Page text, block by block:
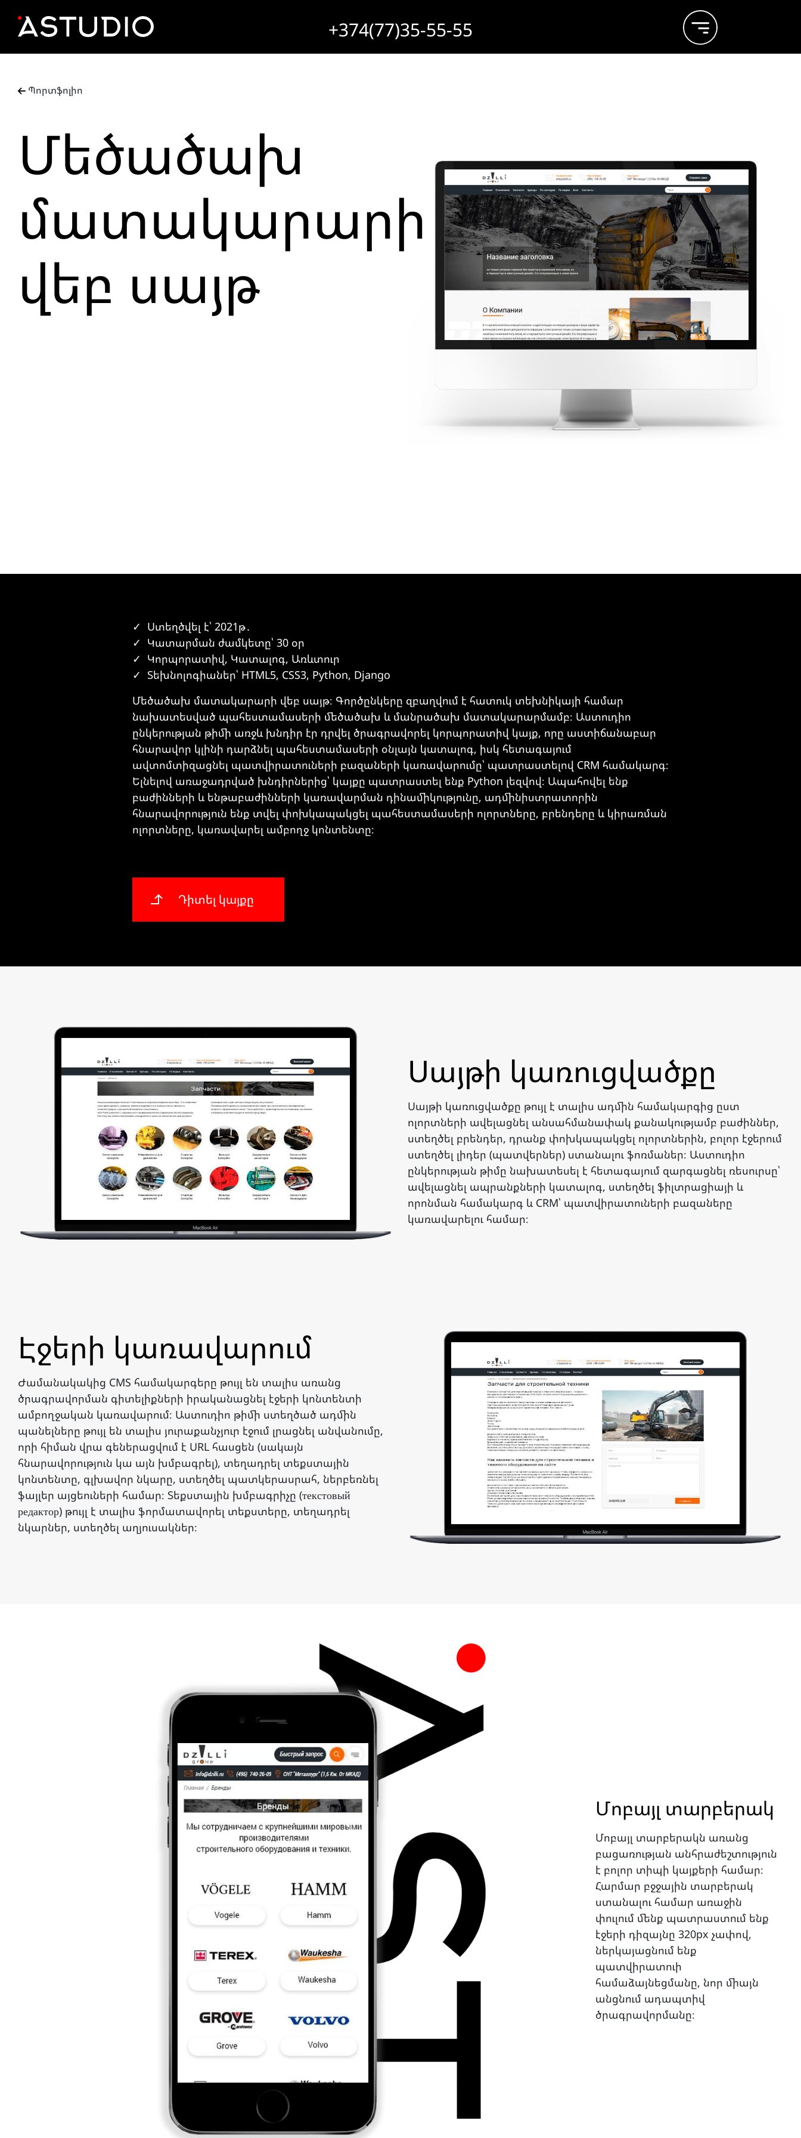
+374(77)35-55-55
Պորտֆոլիո
Մեծածախ
մատակարարի
վեբ սայթ
Ստեղծվել է՝ 2021թ․
Կատարման ժամկետը՝ 30 օր
Կորպորատիվ, Կատալոգ, Առևտուր
Տեխնոլոգիաներ՝ HTML5, CSS3, Python, Django
Մեծածախ մատակարարի վեբ սայթ։ Գործընկերը զբաղվում է հատուկ տեխնիկայի համար
նախատեսված պահեստամասերի մեծածախ և մանրածախ մատակարարմամբ։ Աստուդիո
ընկերության թիմի առջև խնդիր էր դրվել ծրագրավորել կորպորատիվ կայք, որը աստիճանաբար
հնարավոր կլինի դարձնել պահեստամասերի օնլայն կատալոգ, իսկ հետագայում
ավտոմտիզացնել պատվիրատուների բազաների կառավարումը՝ պատրաստելով CRM համակարգ։
Ելնելով առաջադրված խնդիրներից՝ կայքը պատրաստել ենք Python լեզվով։ Ապահովել ենք
բաժինների և ենթաբաժինների կառավարման դինամիկությունը, ադմինիստրատորին
հնարավորություն ենք տվել փոխկապակցել պահեստամասերի ոլորտները, բրենդերը և կիրառման
ոլորտները, կառավարել ամբողջ կոնտենտը։
Դիտել կայքը
Սայթի կառուցվածքը
Սայթի կառուցվածքը թույլ է տալիս ադմին համակարգից ըստ
ոլորտների ավելացնել անսահմանափակ քանակությամբ բաժիններ,
ստեղծել բրենդեր, դրանք փոխկապակցել ոլորտներին, բոլոր էջերում
ստեղծել լիդեր (պատվերներ) ստանալու ֆոռմաներ։ Աստուդիո
ընկերության թիմը նախատեսել է հետագայում զարգացնել ռեսուրսը՝
ավելացնել ապրանքների կատալոգ, ստեղծել ֆիլտրացիայի և
որոնման համակարգ և CRM՝ պատվիրատուների բազաները
կառավարելու համար։
Էջերի կառավարում
Ժամանակակից CMS համակարգերը թույլ են տալիս առանց
ծրագրավորման գիտելիքների իրականացնել էջերի կոնտենտի
ամբողջական կառավարում։ Աստուդիո թիմի ստեղծած ադմին
պանելները թույլ են տալիս յուրաքանչյուր էջում լրացնել անվանումը,
որի հիման վրա գեներացվում է URL հասցեն (սակայն
հնարավորություն կա այն խմբագրել), տեղադրել տեքստային
կոնտենտը, գլխավոր նկարը, ստեղծել պատկերասրահ, ներբեռնել
ֆայլեր այցեուների համար։ Տեքստային խմբագրիչը (текстовый
редактор) թույլ է տալիս ֆորմատավորել տեքստերը, տեղադրել
նկարներ, ստեղծել աղյուսակներ։
Մոբայլ տարբերակ
Մոբայլ տարբերակն առանց
բացառության անհրաժեշտություն
է բոլոր տիպի կայքերի համար։
Հարմար բջջային տարբերակ
ստանալու համար առաջին
փուլում մենք պատրաստում ենք
էջերի դիզայնը 320px չափով,
ներկայացնում ենք
պատվիրատուի
համաձայնեցմանը, նոր միայն
անցնում ադապտիվ
ծրագրավորմանը։